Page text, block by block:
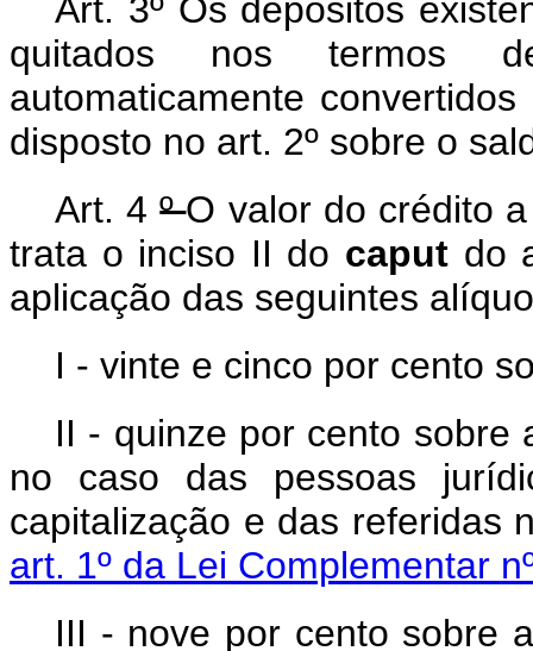
Art. 3º Os depósitos
quitados nos termos
automaticamente
disposto no art. 2º sobre o
Art. 4ºO valor do crédito
trata o inciso II do caput do
aplicação das seguintes
I - vinte e cinco por cento
II - quinze por cento sobre
no caso das pessoas
capitalização e das referidas
art. 1º da Lei Complementar
III - nove por cento sobre